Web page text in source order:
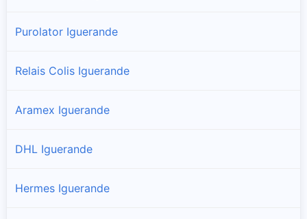
Purolator Iguerande
Relais Colis Iguerande
Aramex Iguerande
DHL Iguerande
Hermes Iguerande